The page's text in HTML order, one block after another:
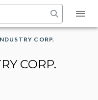
CORP.
CORP.